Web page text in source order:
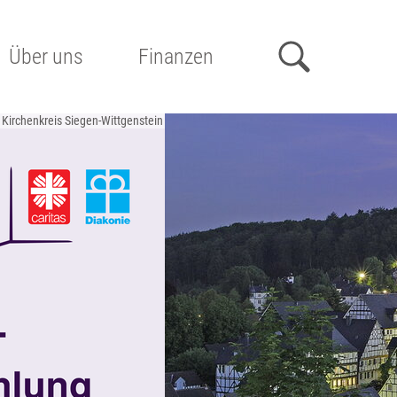
Über uns Finanzen
Siegen-Wittgenstein